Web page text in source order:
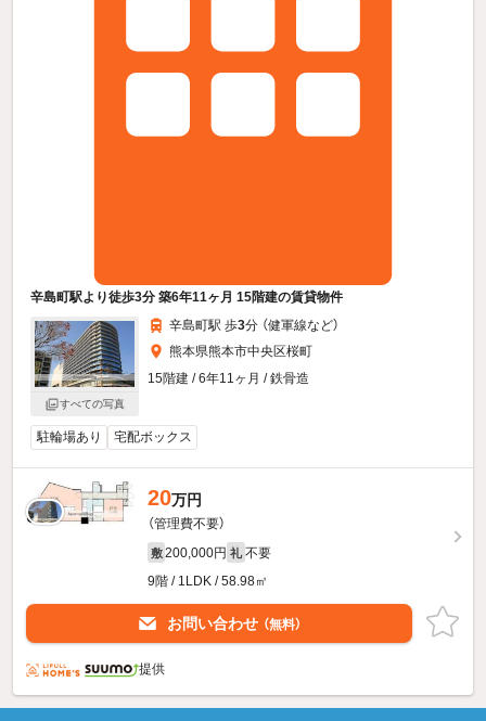
辛島町駅より徒歩3分 築6年11ヶ月 15階建の賃貸物件
すべての写真
辛島町駅 歩3分 （健軍線など）
熊本県熊本市中央区桜町
15階建 / 6年11ヶ月 / 鉄骨造
駐輪場あり 宅配ボックス
20万円
（管理費不要）
敷 200,000円 礼 不要
9階 / 1LDK / 58.98㎡
お問い合わせ （無料）
提供